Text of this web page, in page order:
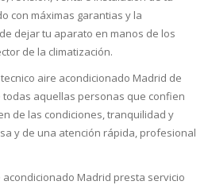
con máximas garantias y la
dejar tu aparato en manos de los
de la climatización.
aire acondicionado Madrid de
aquellas personas que confien
de las condiciones, tranquilidad y
y de una atención rápida, profesional
Madrid presta servicio